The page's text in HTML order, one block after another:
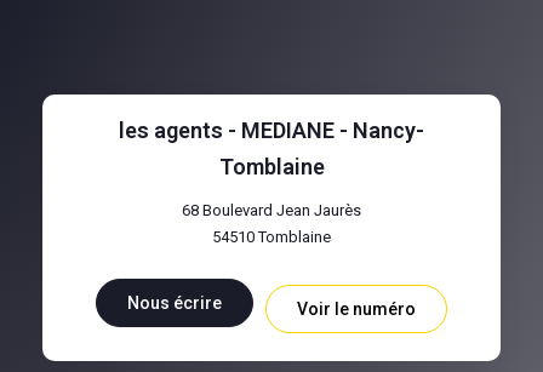
les agents - MEDIANE - Nancy-
Tomblaine
68 Boulevard Jean Jaurès
54510Tomblaine
Nous écrire Voir le numéro